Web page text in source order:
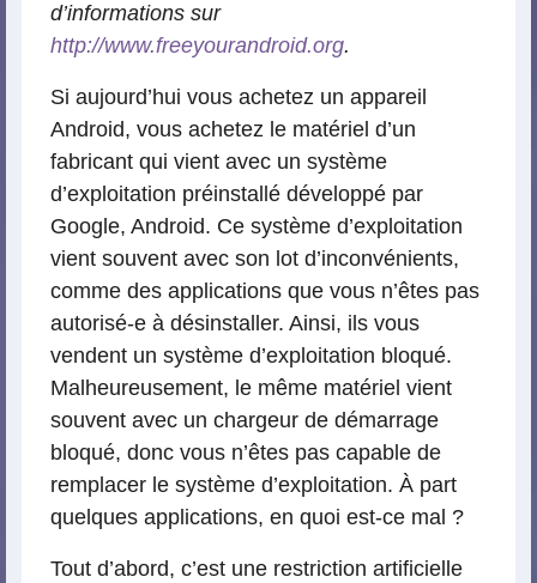
d’informations sur
http://www.freeyourandroid.org.
Si aujourd’hui vous achetez un appareil
Android, vous achetez le matériel d’un
fabricant qui vient avec un système
d’exploitation préinstallé développé par
Google, Android. Ce système d’exploitation
vient souvent avec son lot d’inconvénients,
comme des applications que vous n’êtes pas
autorisé-e à désinstaller. Ainsi, ils vous
vendent un système d’exploitation bloqué.
Malheureusement, le même matériel vient
souvent avec un chargeur de démarrage
bloqué, donc vous n’êtes pas capable de
remplacer le système d’exploitation. À part
quelques applications, en quoi est-ce mal ?
Tout d’abord, c’est une restriction artificielle